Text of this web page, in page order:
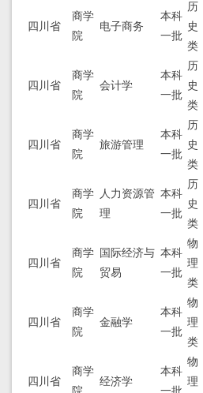
四川省
商学
院
电子商务
本科
一批
历
史
类
四川省
商学
院
会计学
本科
一批
历
史
类
四川省
商学
院
旅游管理
本科
一批
历
史
类
四川省
商学
院
人力资源管
理
本科
一批
历
史
类
四川省
商学
院
国际经济与
贸易
本科
一批
物
理
类
四川省
商学
院
金融学
本科
一批
物
理
类
四川省
商学
经济学
本科
物
理